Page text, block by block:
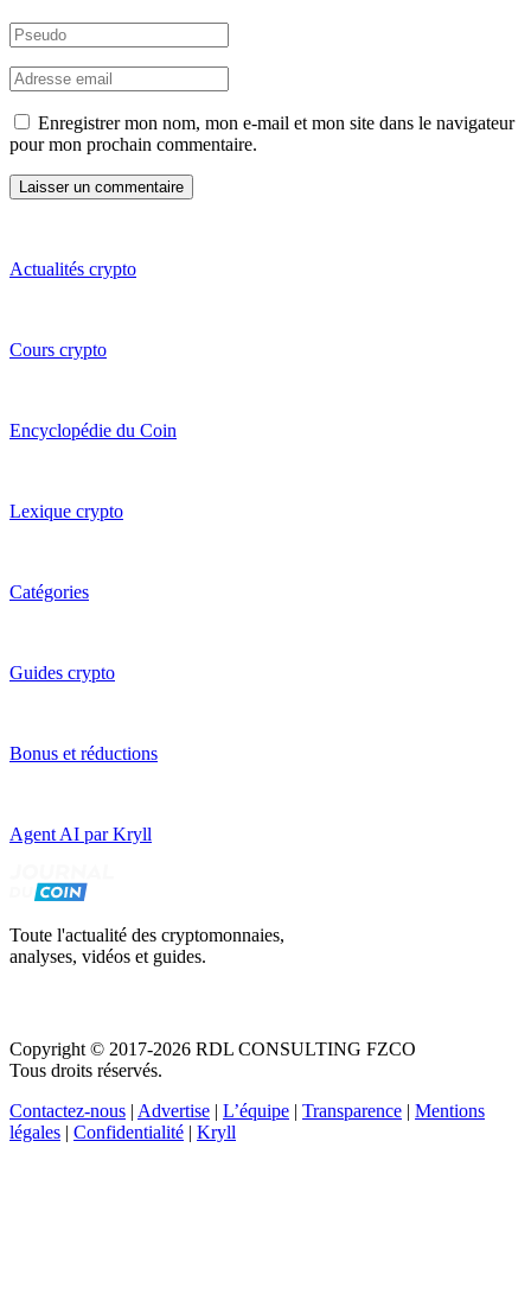
Enregistrer mon nom, mon e-mail et mon site dans le navigateur
pour mon prochain commentaire.
Actualités crypto
Cours crypto
Encyclopédie du Coin
Lexique crypto
Catégories
Guides crypto
Bonus et réductions
Agent AI par Kryll
Toute l'actualité des cryptomonnaies,
analyses, vidéos et guides.
Copyright © 2017-2026 RDL CONSULTING FZCO
Tous droits réservés.
Contactez-nous | Advertise | L’équipe | Transparence | Mentions
légales | Confidentialité | Kryll